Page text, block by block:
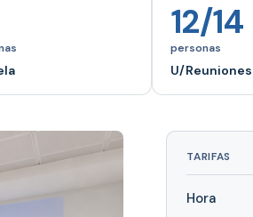
12/14
personas
U/Reuniones
TARIFAS
Hora